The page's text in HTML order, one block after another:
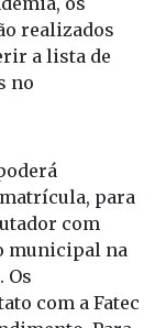
social,
os
realizados
a lista de
para
com
municipal na
Os